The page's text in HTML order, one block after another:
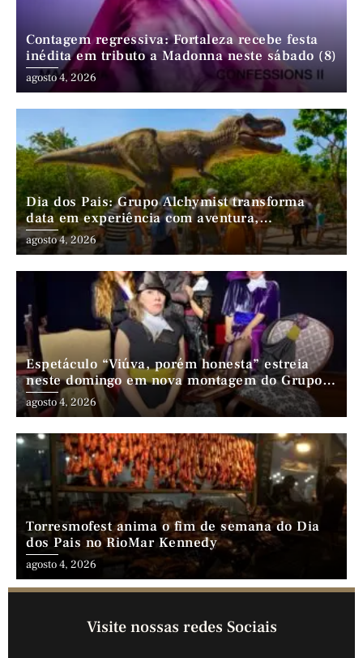
Contagem regressiva: Fortaleza recebe festa
inédita em tributo a Madonna neste sábado (8)
agosto 4, 2026
Dia dos Pais: Grupo Alchymist transforma
data em experiência com aventura,
gastronomia e lazer em família
agosto 4, 2026
Espetáculo “Viúva, porém honesta” estreia
neste domingo em nova montagem do Grupo
Comédia Cearense
agosto 4, 2026
Torresmofest anima o fim de semana do Dia
dos Pais no RioMar Kennedy
agosto 4, 2026
Visite nossas redes Sociais